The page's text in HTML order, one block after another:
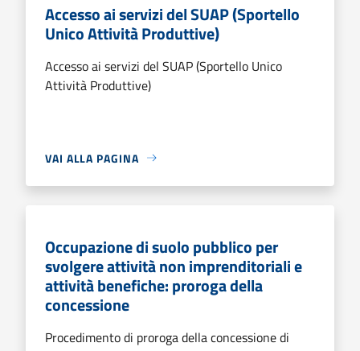
Accesso ai servizi del SUAP (Sportello
Unico Attività Produttive)
Accesso ai servizi del SUAP (Sportello Unico
Attività Produttive)
VAI ALLA PAGINA
Occupazione di suolo pubblico per
svolgere attività non imprenditoriali e
attività benefiche: proroga della
concessione
Procedimento di proroga della concessione di